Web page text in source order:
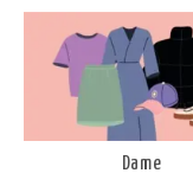
Dame